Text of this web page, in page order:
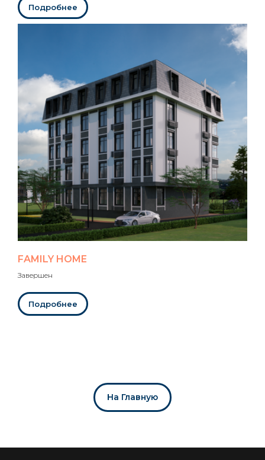
Подробнее
FAMILY HOME
Завершен
Подробнее
На Главную